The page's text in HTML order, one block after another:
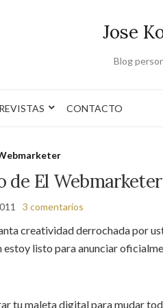
Jose
Blog
CONTACTO
de El Webmarketer
3 comentarios
creatividad derrochada por
listo para anunciar
tu maleta digital para mudar